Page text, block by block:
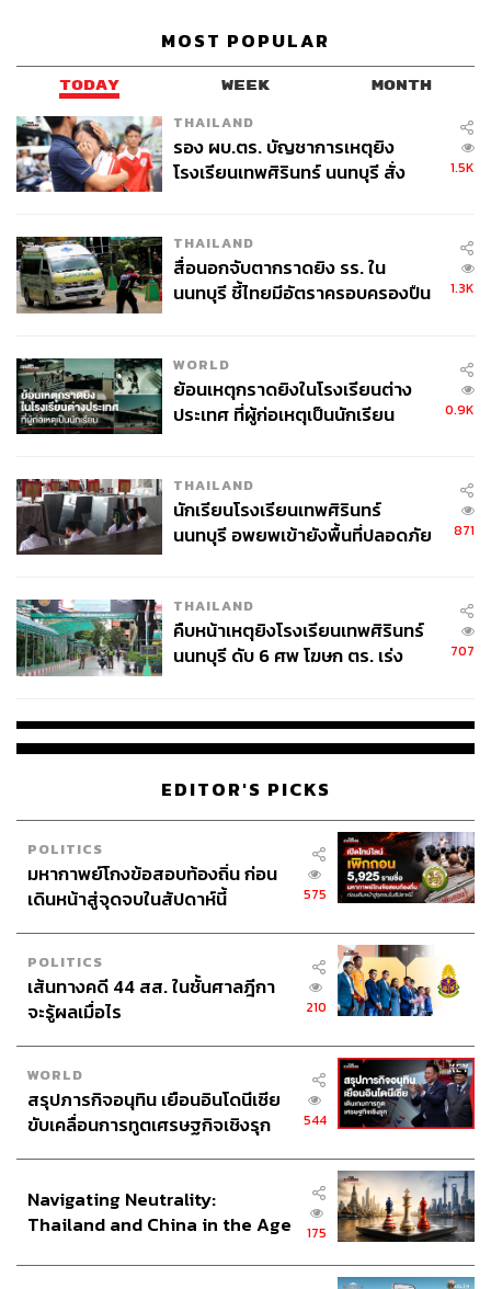
MOST POPULAR
TODAY WEEK MONTH
THAILAND
รอง ผบ.ตร. บัญชาการเหตุยิง
โรงเรียนเทพศิรินทร์ นนทบุรี สั่ง
1.5K
THAILAND
สื่อนอกจับตากราดยิง รร. ใน
นนทบุรี ชี้ไทยมีอัตราครอบครองปืน
1.3K
WORLD
ย้อนเหตุกราดยิงในโรงเรียนต่าง
ประเทศ ที่ผู้ก่อเหตุเป็นนักเรียน
0.9K
THAILAND
นักเรียนโรงเรียนเทพศิรินทร์
นนทบุรี อพยพเข้ายังพื้นที่ปลอดภัย
871
THAILAND
คืบหน้าเหตุยิงโรงเรียนเทพศิรินทร์
นนทบุรี ดับ 6 ศพ โฆษก ตร. เร่ง
707
EDITOR'S PICKS
POLITICS
มหากาพย์โกงข้อสอบท้องถิ่น ก่อน
เดินหน้าสู่จุดจบในสัปดาห์นี้
575
POLITICS
เส้นทางคดี 44 สส. ในชั้นศาลฎีกา
จะรู้ผลเมื่อไร
210
WORLD
สรุปภารกิจอนุทิน เยือนอินโดนีเซีย
ขับเคลื่อนการทูตเศรษฐกิจเชิงรุก
544
Navigating Neutrality:
Thailand and China in the Age
175